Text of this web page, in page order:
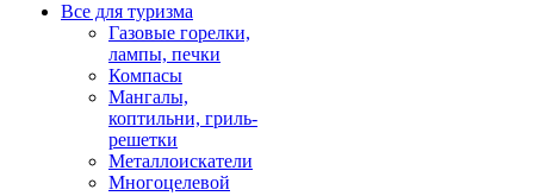
Все для туризма
Газовые горелки,
лампы, печки
Компасы
Мангалы,
коптильни, гриль-
решетки
Металлоискатели
Многоцелевой